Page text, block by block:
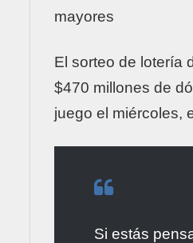
mayores
El sorteo de lotería
$470 millones de
juego el miércoles,
Si estás